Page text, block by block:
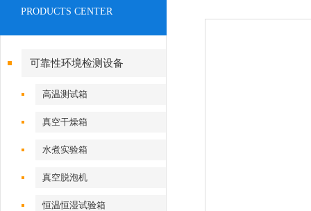
PRODUCTS CENTER
可靠性环境检测设备
高温测试箱
真空干燥箱
水煮实验箱
真空脱泡机
恒温恒湿试验箱